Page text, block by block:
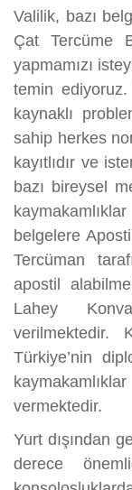
Valilik, bazı
Çat Tercüme
yapmamızı
temin
kaynaklı
sahip herkes
kayıtlıdır ve
bazı bireysel
belgelere
Tercüman
apostil
Lahey
verilmektedir.
Türkiye’nin
vermektedir.
Yurt dışından
derece